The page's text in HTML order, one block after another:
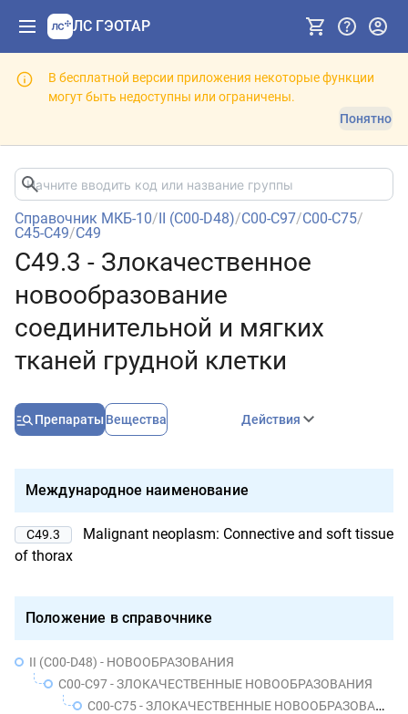
ЛС ГЭОТАР
В бесплатной версии приложения некоторые функции
могут быть недоступны или ограничены.
Понятно
Справочник МКБ-10/II (C00-D48)/C00-C97/C00-C75/
C45-C49/C49
C49.3 - Злокачественное
новообразование
соединительной и мягких
тканей грудной клетки
Препараты Вещества Действия
Международное наименование
C49.3
Malignant neoplasm: Connective and soft tissue
of thorax
Положение в справочнике
II (C00-D48) - НОВООБРАЗОВАНИЯ
C00-C97 - ЗЛОКАЧЕСТВЕННЫЕ НОВООБРАЗОВАНИЯ
C00-C75 - ЗЛОКАЧЕСТВЕННЫЕ НОВООБРАЗОВАНИЯ УТОЧНЕННЫХ ЛОКАЛИЗАЦИЙ, КОТОРЫЕ ОБОЗНАЧЕНЫ КАК ПЕРВИЧНЫЕ ИЛИ ПРЕДПОЛОЖИТЕЛЬНО ПЕРВИЧНЫЕ, КРОМЕ НОВООБРАЗОВАНИЙ ЛИМФОИДНОЙ, КРОВЕТВОРНОЙ И РОДСТВЕННЫХ ИМ ТКАНЕЙ